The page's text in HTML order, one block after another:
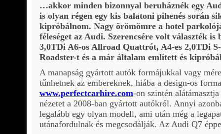
…akkor minden bizonnyal beruháznék egy
is olyan régen egy kis balatoni pihenés során
kipróbálnom. Nagy örömömre a hotel
féleséget az Audi. Szerencsére volt választék is
3,0TDi A6-os Allroad Quattrót, A4-es 2,0TDi
Roadster-t és a már általam említett és
A manapság gyártott autók formájukkal vagy
tűnhetnek az embereknek, hiába a design-os
www.perfectcarhire.com-on szintén
nézetet a 2008-ban gyártott autókról. Annyi
legalább egy olyan modell, ami után még a
utánafordulnak és megcsodálják. Az Audi Q7